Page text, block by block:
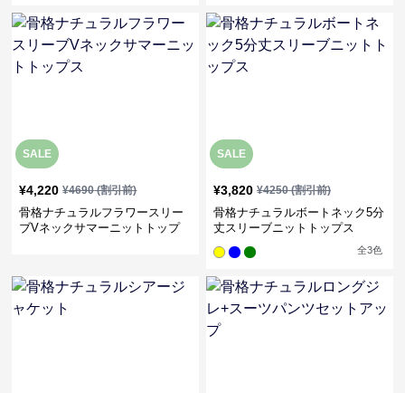
SALE
¥4,220 ¥4690(割引前)
骨格ナチュラルフラワースリー
ブVネックサマーニットトップ
SALE
¥3,820 ¥4250(割引前)
骨格ナチュラルボートネック5分
丈スリーブニットトップス
全3色